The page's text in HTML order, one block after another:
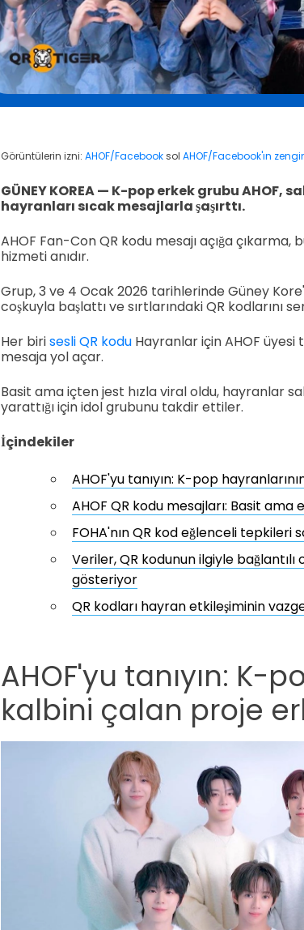
Görüntülerin izni: AHOF/Facebooksol AHOF/Facebook'ın
GÜNEY KOREA — K-pop erkek grubu AHOF,
hayranları sıcak mesajlarla şaşırttı.
AHOF Fan-Con QR kodu mesajı açığa
hizmeti anıdır.
Grup, 3 ve 4 Ocak 2026 tarihlerinde Güney
coşkuyla başlattı ve sırtlarındaki QR kodlarını
Her birisesli QR koduHayranlar için AHOF üyesi
mesaja yol açar.
Basit ama içten jest hızla viral oldu, hayranlar
yarattığı için idol grubunu takdir ettiler.
İçindekiler
AHOF'yu tanıyın: K-pop
AHOF QR kodu mesajları: Basit
FOHA'nın QR kod eğlenceli tepkileri
Veriler, QR kodunun ilgiyle bağlantılı
gösteriyor
QR kodları hayran etkileşiminin
AHOF'yu tanıyın: K-
kalbini çalan proje